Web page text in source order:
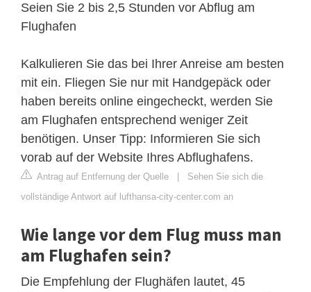
Seien Sie 2 bis 2,5 Stunden vor Abflug am
Flughafen
Kalkulieren Sie das bei Ihrer Anreise am besten
mit ein. Fliegen Sie nur mit Handgepäck oder
haben bereits online eingecheckt, werden Sie
am Flughafen entsprechend weniger Zeit
benötigen. Unser Tipp: Informieren Sie sich
vorab auf der Website Ihres Abflughafens.
Antrag auf Entfernung der Quelle
Sehen Sie sich die
vollständige Antwort auf lufthansa-city-center.com an
Wie lange vor dem Flug muss man
am Flughafen sein?
Die Empfehlung der Flughäfen lautet, 45